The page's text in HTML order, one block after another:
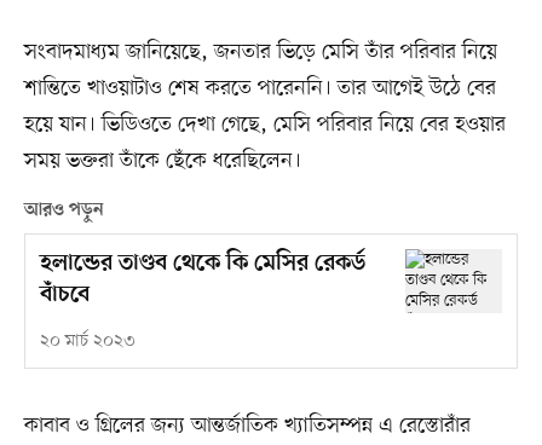
সংবাদমাধ্যম জানিয়েছে, জনতার ভিড়ে মেসি তাঁর পরিবার নিয়ে
শান্তিতে খাওয়াটাও শেষ করতে পারেননি। তার আগেই উঠে বের
হয়ে যান। ভিডিওতে দেখা গেছে, মেসি পরিবার নিয়ে বের হওয়ার
সময় ভক্তরা তাঁকে ছেঁকে ধরেছিলেন।
আরও পড়ুন
হলান্ডের তাণ্ডব থেকে কি মেসির রেকর্ড
বাঁচবে
২০ মার্চ ২০২৩
কাবাব ও গ্রিলের জন্য আন্তর্জাতিক খ্যাতিসম্পন্ন এ রেস্তোরাঁর